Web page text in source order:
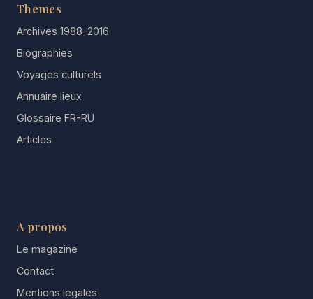
Themes
Archives 1988-2016
Biographies
Voyages culturels
Annuaire lieux
Glossaire FR-RU
Articles
A propos
Le magazine
Contact
Mentions legales